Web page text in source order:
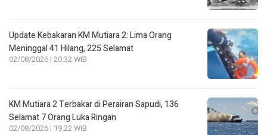
Update Kebakaran KM Mutiara 2: Lima Orang
Meninggal 41 Hilang, 225 Selamat
02/08/2026 | 20:32 WIB
KM Mutiara 2 Terbakar di Perairan Sapudi, 136
Selamat 7 Orang Luka Ringan
02/08/2026 | 19:22 WIB